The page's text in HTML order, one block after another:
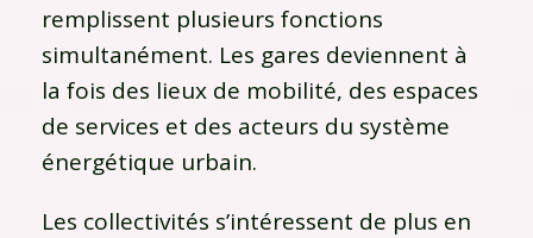
remplissent plusieurs fonctions
simultanément. Les gares deviennent à
la fois des lieux de mobilité, des espaces
de services et des acteurs du système
énergétique urbain.
Les collectivités s’intéressent de plus en